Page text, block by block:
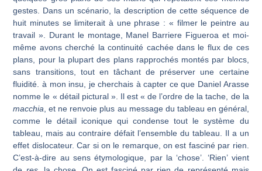
gestes. Dans un scénario, la description de cette séquence de
huit minutes se limiterait à une phrase : « filmer le peintre au
travail ». Durant le montage, Manel Barriere Figueroa et moi-
même avons cherché la continuité cachée dans le flux de ces
plans, pour la plupart des plans rapprochés montés par blocs,
sans transitions, tout en tâchant de préserver une certaine
fluidité. à mon insu, je cherchais à capter ce que Daniel Arasse
nomme le « détail pictural ». Il est « de l’ordre de la tache, de la
macchia, et ne renvoie plus au message du tableau en général,
comme le détail iconique qui con­dense tout le système du
tableau, mais au contraire défait l’ensemble du tableau. Il a un
effet dislocateur. Car si on le remarque, on est fasciné par rien.
C’est-à-dire au sens étymologique, par la ‘chose’. ‘Rien’ vient